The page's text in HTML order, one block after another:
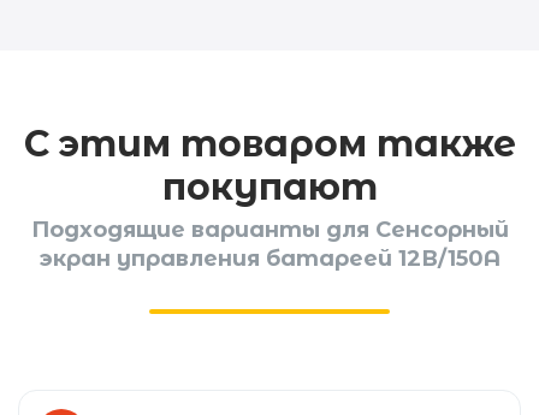
С этим товаром также
покупают
Подходящие варианты для Сенсорный
экран управления батареей 12В/150А